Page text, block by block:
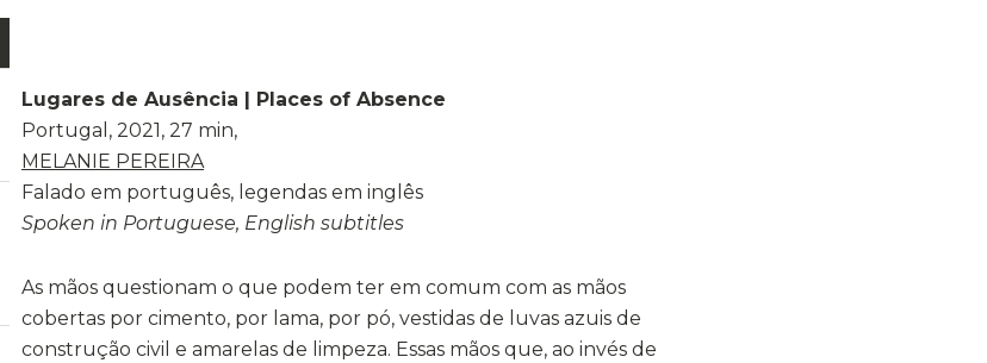
Lugares de Ausência | Places of Absence
Portugal, 2021, 27 min,
MELANIE PEREIRA
Falado em português, legendas em inglês
Spoken in Portuguese, English subtitles
As mãos questionam o que podem ter em comum com as mãos
cobertas por cimento, por lama, por pó, vestidas de luvas azuis de
construção civil e amarelas de limpeza. Essas mãos que, ao invés de